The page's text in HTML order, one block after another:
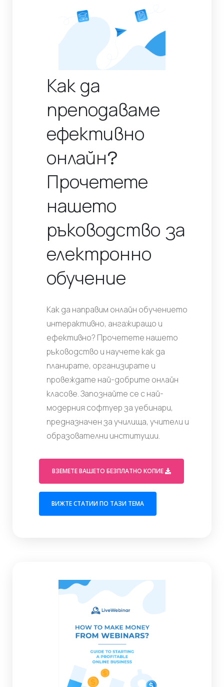
Как да
преподаваме
ефективно
онлайн?
Прочетете
нашето
ръководство за
електронно
обучение
Как да направим онлайн обучението
интерактивно, ангажиращо и
ефективно? Прочетете нашето
ръководство и научете как да
планирате, организирате и
провеждате най-добрите онлайн
класове. Запознайте се с най-
модерния софтуер за уебинари,
предназначен за училища, учители и
образователни институции.
ВЗЕМЕТЕ ВАШЕТО БЕЗПЛАТНО КОПИЕ
ВИЖТЕ СТАТИИ ПО ТАЗИ ТЕМА